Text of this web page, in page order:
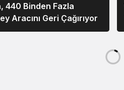
440 Binden Fazla
Aracını Geri Çağırıyor